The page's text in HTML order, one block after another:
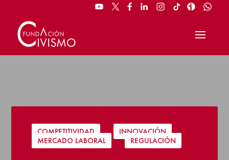
COMPETITIVIDAD | INNOVACIÓN
|
MERCADO LABORAL
| REGULACIÓN